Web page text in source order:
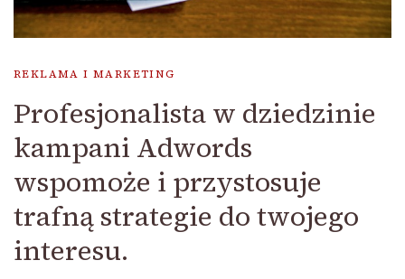
REKLAMA I MARKETING
Profesjonalista w dziedzinie
kampani Adwords
wspomoże i przystosuje
trafną strategie do twojego
interesu.